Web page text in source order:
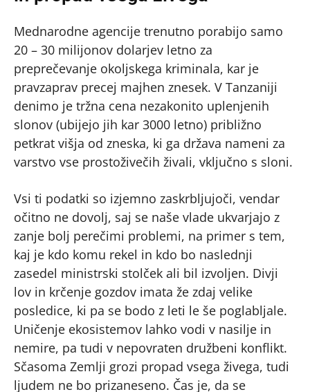
Mednarodne agencije trenutno porabijo samo
20 – 30 milijonov dolarjev letno za
preprečevanje okoljskega kriminala, kar je
pravzaprav precej majhen znesek. V Tanzaniji
denimo je tržna cena nezakonito uplenjenih
slonov (ubijejo jih kar 3000 letno) približno
petkrat višja od zneska, ki ga država nameni za
varstvo vse prostoživečih živali, vključno s sloni.
Vsi ti podatki so izjemno zaskrbljujoči, vendar
očitno ne dovolj, saj se naše vlade ukvarjajo z
zanje bolj perečimi problemi, na primer s tem,
kaj je kdo komu rekel in kdo bo naslednji
zasedel ministrski stolček ali bil izvoljen. Divji
lov in krčenje gozdov imata že zdaj velike
posledice, ki pa se bodo z leti le še poglabljale.
Uničenje ekosistemov lahko vodi v nasilje in
nemire, pa tudi v nepovraten družbeni konflikt.
Sčasoma Zemlji grozi propad vsega živega, tudi
ljudem ne bo prizaneseno. Čas je, da se